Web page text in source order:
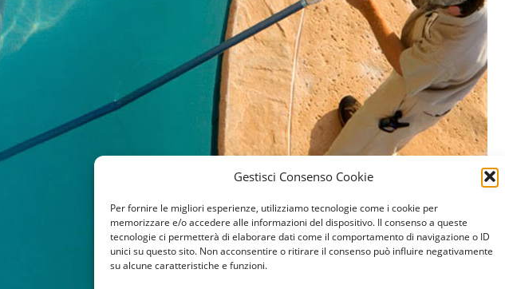
Gestisci Consenso Cookie
Per fornire le migliori esperienze, utilizziamo tecnologie come i cookie per
memorizzare e/o accedere alle informazioni del dispositivo. Il consenso a queste
tecnologie ci permetterà di elaborare dati come il comportamento di navigazione o ID
unici su questo sito. Non acconsentire o ritirare il consenso può influire negativamente
su alcune caratteristiche e funzioni.